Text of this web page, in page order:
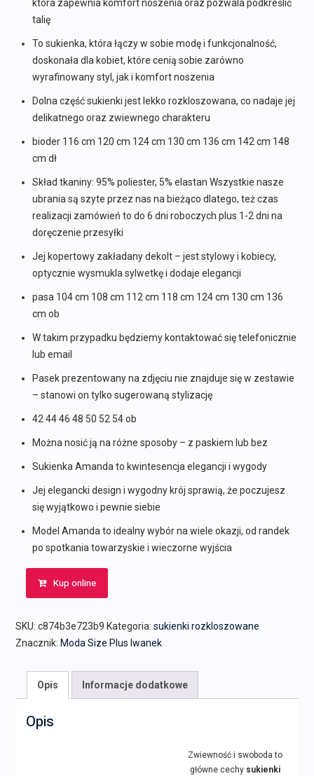
która zapewnia komfort noszenia oraz pozwala podkreślić
talię
To sukienka, która łączy w sobie modę i funkcjonalność,
doskonała dla kobiet, które cenią sobie zarówno
wyrafinowany styl, jak i komfort noszenia
Dolna część sukienki jest lekko rozkloszowana, co nadaje jej
delikatnego oraz zwiewnego charakteru
bioder 116 cm 120 cm 124 cm 130 cm 136 cm 142 cm 148
cm dł
Skład tkaniny: 95% poliester, 5% elastan Wszystkie nasze
ubrania są szyte przez nas na bieżąco dlatego, też czas
realizacji zamówień to do 6 dni roboczych plus 1-2 dni na
doręczenie przesyłki
Jej kopertowy zakładany dekolt – jest stylowy i kobiecy,
optycznie wysmukla sylwetkę i dodaje elegancji
pasa 104 cm 108 cm 112 cm 118 cm 124 cm 130 cm 136
cm ob
W takim przypadku będziemy kontaktować się telefonicznie
lub email
Pasek prezentowany na zdjęciu nie znajduje się w zestawie
– stanowi on tylko sugerowaną stylizację
42 44 46 48 50 52 54 ob
Można nosić ją na różne sposoby – z paskiem lub bez
Sukienka Amanda to kwintesencja elegancji i wygody
Jej elegancki design i wygodny krój sprawią, że poczujesz
się wyjątkowo i pewnie siebie
Model Amanda to idealny wybór na wiele okazji, od randek
po spotkania towarzyskie i wieczorne wyjścia
Kup online
SKU: c874b3e723b9 Kategoria: sukienki rozkloszowane
Znacznik: Moda Size Plus Iwanek
Opis Informacje dodatkowe
Opis
Zwiewność i swoboda to
główne cechy sukienki